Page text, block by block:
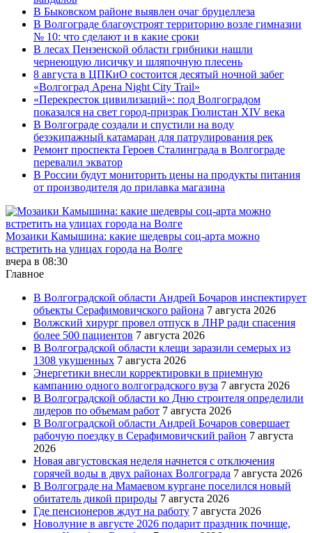
В Быковском районе выявлен очаг бруцеллеза
В Волгограде благоустроят территорию возле гимназии
№ 10: что сделают и в какие сроки
В лесах Пензенской области грибники нашли
чернеющую лисичку и шляпочную плесень
8 августа в ЦПКиО состоится десятый ночной забег
«Волгоград Арена Night City Trail»
«Перекресток цивилизаций»: под Волгоградом
показался на свет город-призрак Гюлистан XIV века
В Волгограде создали и спустили на воду
безэкипажный катамаран для патрулирования рек
Ремонт проспекта Героев Сталинграда в Волгограде
перевалил экватор
В России будут мониторить цены на продукты питания
от производителя до прилавка магазина
Мозаики Камышина: какие шедевры соц-арта можно
встретить на улицах города на Волге
вчера в 08:30
Главное
В Волгоградской области Андрей Бочаров инспектирует
объекты Серафимовичского района 7 августа 2026
Волжский хирург провел отпуск в ЛНР ради спасения
более 500 пациентов 7 августа 2026
В Волгоградской области клещи заразили семерых из
1308 укушенных 7 августа 2026
Энергетики внесли корректировки в приемную
кампанию одного волгоградского вуза 7 августа 2026
В Волгоградской области ко Дню строителя определили
лидеров по объемам работ 7 августа 2026
В Волгоградской области Андрей Бочаров совершает
рабочую поездку в Серафимовичский район 7 августа
2026
Новая августовская неделя начнется с отключения
горячей воды в двух районах Волгограда 7 августа 2026
В Волгограде на Мамаевом кургане поселился новый
обитатель дикой природы 7 августа 2026
Где пенсионеров ждут на работу 7 августа 2026
Новолуние в августе 2026 подарит праздник почище,